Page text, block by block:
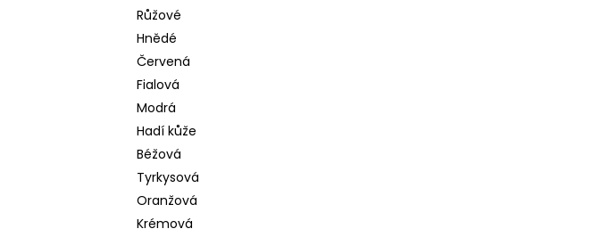
Růžové
Hnědé
Červená
Fialová
Modrá
Hadí kůže
Béžová
Tyrkysová
Oranžová
Krémová